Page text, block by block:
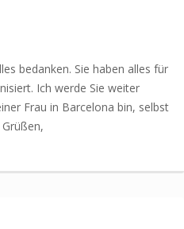
bedanken. Sie haben alles für
Ich werde Sie weiter
Frau in Barcelona bin, selbst